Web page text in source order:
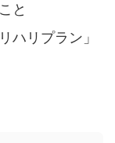
と
ハリプラン」